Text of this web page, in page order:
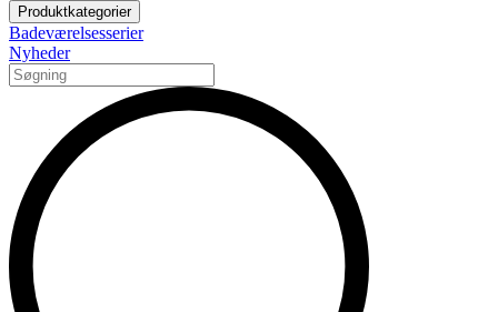
Produktkategorier
Badeværelsesserier
Nyheder